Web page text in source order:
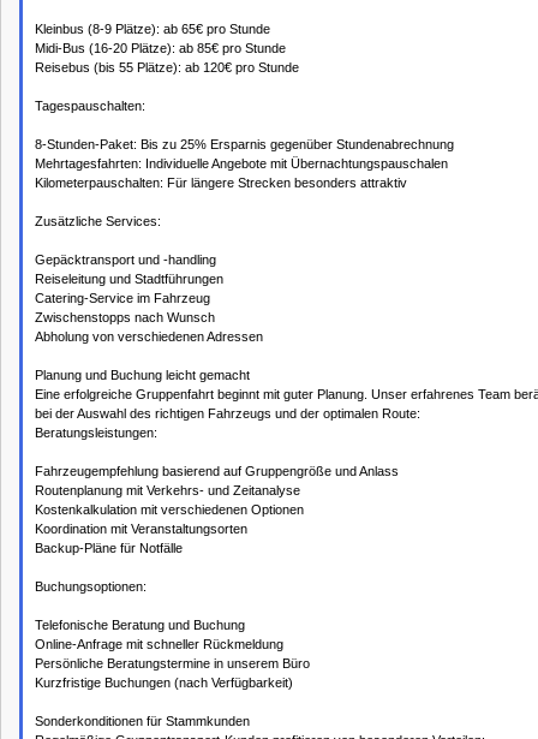
Kleinbus (8-9 Plätze): ab 65€ pro Stunde
Midi-Bus (16-20 Plätze): ab 85€ pro Stunde
Reisebus (bis 55 Plätze): ab 120€ pro Stunde
Tagespauschalten:
8-Stunden-Paket: Bis zu 25% Ersparnis gegenüber Stundenabrechnung
Mehrtagesfahrten: Individuelle Angebote mit Übernachtungspauschalen
Kilometerpauschalten: Für längere Strecken besonders attraktiv
Zusätzliche Services:
Gepäcktransport und -handling
Reiseleitung und Stadtführungen
Catering-Service im Fahrzeug
Zwischenstopps nach Wunsch
Abholung von verschiedenen Adressen
Planung und Buchung leicht gemacht
Eine erfolgreiche Gruppenfahrt beginnt mit guter Planung. Unser erfahrenes Team
bei der Auswahl des richtigen Fahrzeugs und der optimalen Route:
Beratungsleistungen:
Fahrzeugempfehlung basierend auf Gruppengröße und Anlass
Routenplanung mit Verkehrs- und Zeitanalyse
Kostenkalkulation mit verschiedenen Optionen
Koordination mit Veranstaltungsorten
Backup-Pläne für Notfälle
Buchungsoptionen:
Telefonische Beratung und Buchung
Online-Anfrage mit schneller Rückmeldung
Persönliche Beratungstermine in unserem Büro
Kurzfristige Buchungen (nach Verfügbarkeit)
Sonderkonditionen für Stammkunden